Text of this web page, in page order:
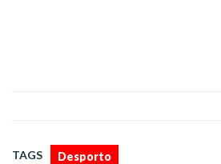
TAGS Desporto